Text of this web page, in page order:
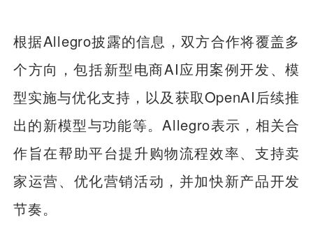
根据Allegro披露的信息，双方合作将覆盖多
个方向，包括新型电商AI应用案例开发、模
型实施与优化支持，以及获取OpenAI后续推
出的新模型与功能等。Allegro表示，相关合
作旨在帮助平台提升购物流程效率、支持卖
家运营、优化营销活动，并加快新产品开发
节奏。